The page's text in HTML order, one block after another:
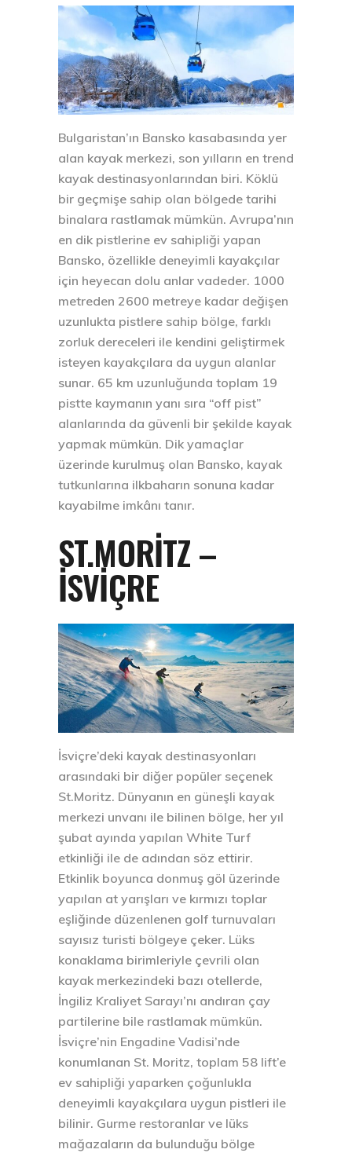
Bulgaristan’ın Bansko kasabasında yer
alan kayak merkezi, son yılların en trend
kayak destinasyonlarından biri. Köklü
bir geçmişe sahip olan bölgede tarihi
binalara rastlamak mümkün. Avrupa’nın
en dik pistlerine ev sahipliği yapan
Bansko, özellikle deneyimli kayakçılar
için heyecan dolu anlar vadeder. 1000
metreden 2600 metreye kadar değişen
uzunlukta pistlere sahip bölge, farklı
zorluk dereceleri ile kendini geliştirmek
isteyen kayakçılara da uygun alanlar
sunar. 65 km uzunluğunda toplam 19
pistte kaymanın yanı sıra “off pist”
alanlarında da güvenli bir şekilde kayak
yapmak mümkün. Dik yamaçlar
üzerinde kurulmuş olan Bansko, kayak
tutkunlarına ilkbaharın sonuna kadar
kayabilme imkânı tanır.
ST.MORITZ –
İSVIÇRE
İsviçre’deki kayak destinasyonları
arasındaki bir diğer popüler seçenek
St.Moritz. Dünyanın en güneşli kayak
merkezi unvanı ile bilinen bölge, her yıl
şubat ayında yapılan White Turf
etkinliği ile de adından söz ettirir.
Etkinlik boyunca donmuş göl üzerinde
yapılan at yarışları ve kırmızı toplar
eşliğinde düzenlenen golf turnuvaları
sayısız turisti bölgeye çeker. Lüks
konaklama birimleriyle çevrili olan
kayak merkezindeki bazı otellerde,
İngiliz Kraliyet Sarayı’nı andıran çay
partilerine bile rastlamak mümkün.
İsviçre’nin Engadine Vadisi’nde
konumlanan St. Moritz, toplam 58 lift’e
ev sahipliği yaparken çoğunlukla
deneyimli kayakçılara uygun pistleri ile
bilinir. Gurme restoranlar ve lüks
mağazaların da bulunduğu bölge